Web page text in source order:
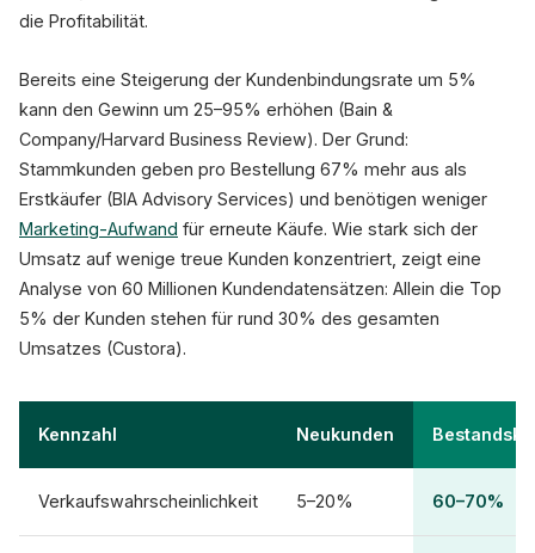
Geburtstagsrabatt
Ø 2,1 Käufe/Jahr
die Profitabilität.
Bereits eine Steigerung der Kundenbindungsrate um 5%
kann den Gewinn um 25–95% erhöhen (Bain &
Company/Harvard Business Review). Der Grund:
Stammkunden geben pro Bestellung 67% mehr aus als
Erstkäufer (BIA Advisory Services) und benötigen weniger
Marketing-Aufwand für erneute Käufe. Wie stark sich der
Umsatz auf wenige treue Kunden konzentriert, zeigt eine
Analyse von 60 Millionen Kundendatensätzen: Allein die Top
5% der Kunden stehen für rund 30% des gesamten
Umsatzes (Custora).
Kennzahl Neukunden
Verkaufswahrscheinlichkeit 5–20% 60–70%